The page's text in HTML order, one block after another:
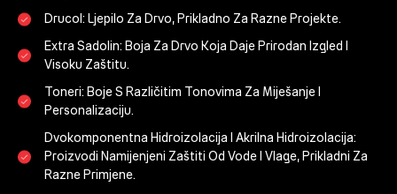
Drucol: Ljepilo Za Drvo, Prikladno Za Razne Projekte.
Extra Sadolin: Boja Za Drvo Koja Daje Prirodan Izgled I
Visoku Zaštitu.
Toneri: Boje S Različitim Tonovima Za Miješanje I
Personalizaciju.
Dvokomponentna Hidroizolacija I Akrilna Hidroizolacija:
Proizvodi Namijenjeni Zaštiti Od Vode I Vlage, Prikladni Za
Razne Primjene.